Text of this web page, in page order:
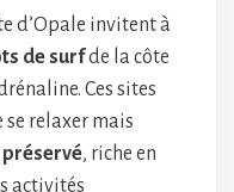
d’Opale invitent à
de surfde la côte
Ces sites
relaxer mais
, riche en
activités